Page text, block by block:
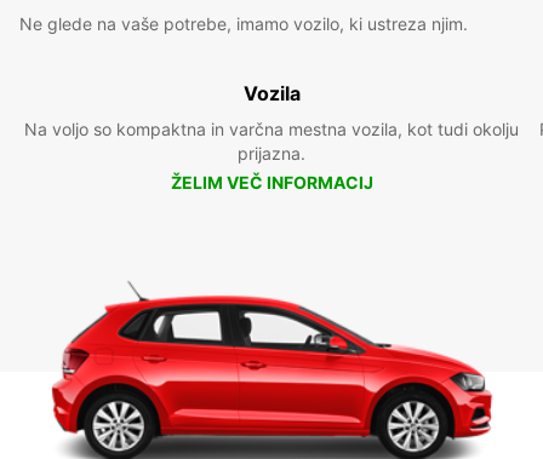
Ne glede na vaše potrebe, imamo vozilo, ki ustreza njim.
Vozila
Na voljo so kompaktna in varčna mestna vozila, kot tudi okolju
prijazna.
ŽELIM VEČ INFORMACIJ